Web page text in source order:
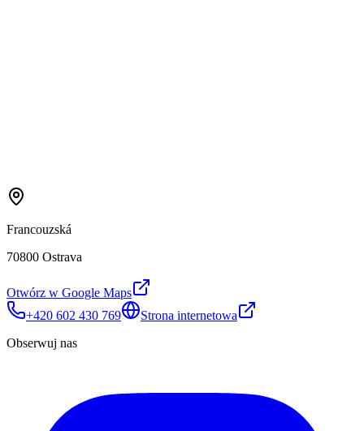
Francouzská
70800 Ostrava
Otwórz w Google Maps
+420 602 430 769
Strona internetowa
Obserwuj nas